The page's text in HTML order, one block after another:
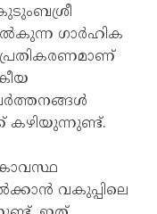
ഗാർഹിക
കഴിയുന്നുണ്ട്.
വകുപ്പിലെ